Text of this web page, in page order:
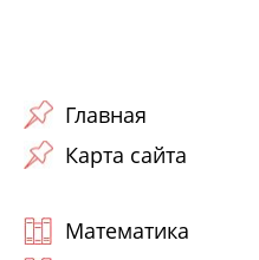
Главная
Карта сайта
Математика